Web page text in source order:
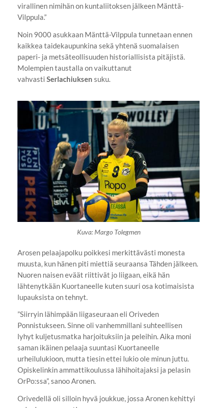
virallinen nimihän on kuntaliitoksen jälkeen Mänttä-
Vilppula.”
Noin 9000 asukkaan Mänttä-Vilppula tunnetaan ennen
kaikkea taidekaupunkina sekä yhtenä suomalaisen
paperi- ja metsäteollisuuden historiallisista pitäjistä.
Molempien taustalla on vaikuttanut
vahvasti Serlachiuksen suku.
Kuva: Margo Tolegmen
Arosen pelaajapolku poikkesi merkittävästi monesta
muusta, kun hänen piti miettiä seuraansa Tähden jälkeen.
Nuoren naisen eväät riittivät jo liigaan, eikä hän
lähtenytkään Kuortaneelle kuten suuri osa kotimaisista
lupauksista on tehnyt.
”Siirryin lähimpään liigaseuraan eli Oriveden
Ponnistukseen. Sinne oli vanhemmillani suhteellisen
lyhyt kuljetusmatka harjoituksiin ja peleihin. Aika moni
saman ikäinen pelaaja suuntasi Kuortaneelle
urheilulukioon, mutta tiesin ettei lukio ole minun juttu.
Opiskelinkin ammattikoulussa lähihoitajaksi ja pelasin
OrPo:ssa”, sanoo Aronen.
Orivedellä oli silloin hyvä joukkue, jossa Aronen kehittyi